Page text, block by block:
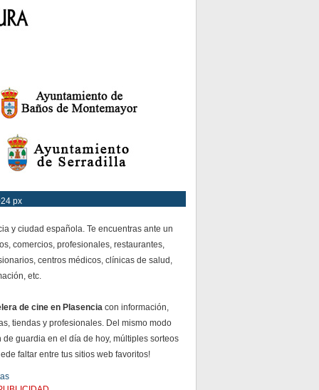
px
y ciudad española. Te encuentras ante un
comercios, profesionales, restaurantes,
centros médicos, clínicas de salud,
etc.
de cine en Plasenciacon información,
tiendas y profesionales. Del mismo modo
guardia en el día de hoy, múltiples sorteos
faltar entre tus sitios web favoritos!